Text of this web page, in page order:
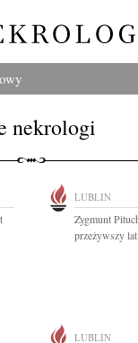
nekrologi
LUBLIN
Zygmunt
przeżywszy
LUBLIN